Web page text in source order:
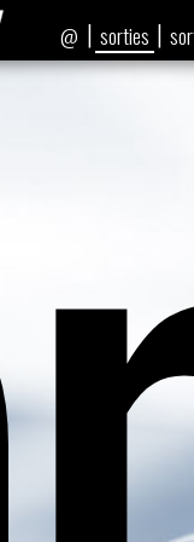
| sorties |
@